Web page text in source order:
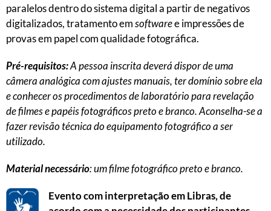
paralelos dentro do sistema digital a partir de negativos
digitalizados, tratamento emsoftwaree impressões de
provas em papel com qualidade fotográfica.
Pré-requisitos:A pessoa inscrita deverá dispor de uma
câmera analógica com ajustes manuais, ter domínio sobre ela
e conhecer os procedimentos de laboratório para revelação
de filmes e papéis fotográficos preto e branco. Aconselha-se a
fazer revisão técnica do equipamento fotográfico a ser
utilizado.
Material necessário: um filme fotográfico preto e branco.
Evento com interpretação em Libras, de